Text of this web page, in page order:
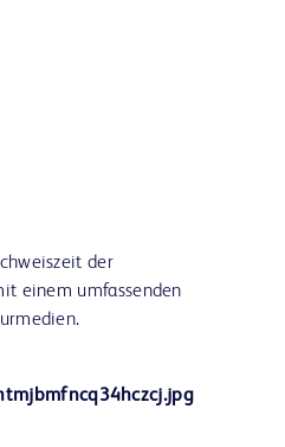
der
einem umfassenden